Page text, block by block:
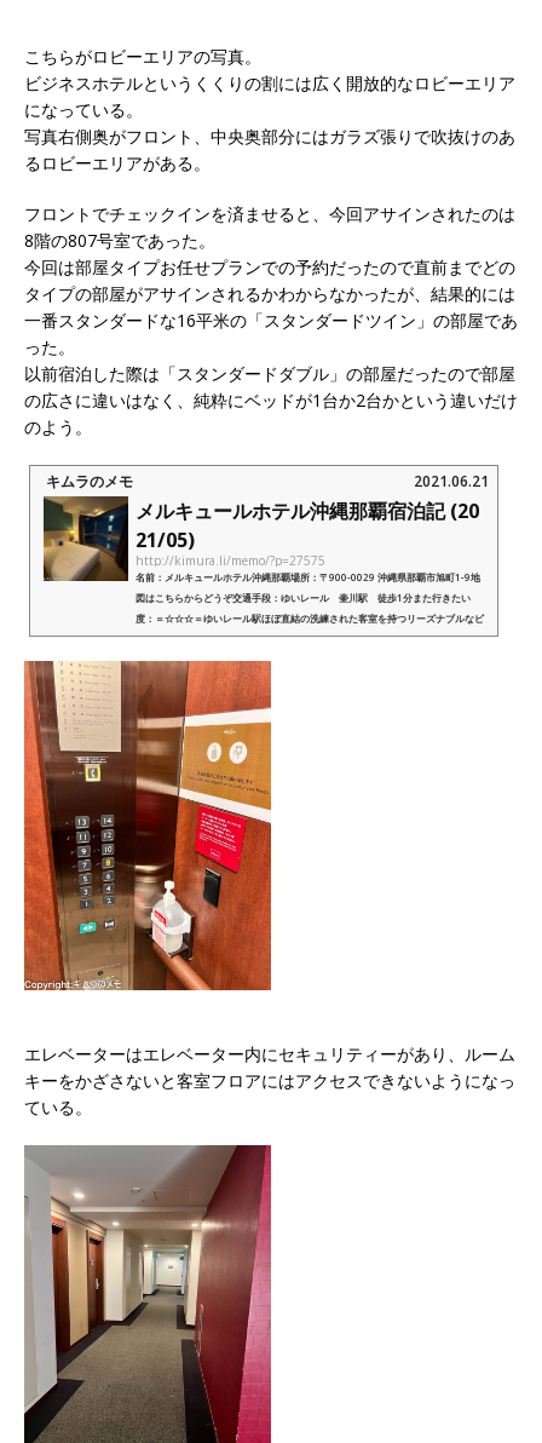
こちらがロビーエリアの写真。
ビジネスホテルというくくりの割には広く開放的なロビーエリア
になっている。
写真右側奥がフロント、中央奥部分にはガラズ張りで吹抜けのあ
るロビーエリアがある。
フロントでチェックインを済ませると、今回アサインされたのは
8階の807号室であった。
今回は部屋タイプお任せプランでの予約だったので直前までどの
タイプの部屋がアサインされるかわからなかったが、結果的には
一番スタンダードな16平米の「スタンダードツイン」の部屋であ
った。
以前宿泊した際は「スタンダードダブル」の部屋だったので部屋
の広さに違いはなく、純粋にベッドが1台か2台かという違いだけ
のよう。
キムラのメモ 2021.06.21
メルキュールホテル沖縄那覇宿泊記 (20
21/05)
http://kimura.li/memo/?p=27575
名前：メルキュールホテル沖縄那覇場所：〒900-0029 沖縄県那覇市旭町1-9地
図はこちらからどうぞ交通手段：ゆいレール 壷川駅 徒歩1分また行きたい
度：＝☆☆☆＝ゆいレール駅ほぼ直結の洗練された客室を持つリーズナブルなビ
ジネスホテル外部リンク：メルキュールホ...
エレベーターはエレベーター内にセキュリティーがあり、ルーム
キーをかざさないと客室フロアにはアクセスできないようになっ
ている。